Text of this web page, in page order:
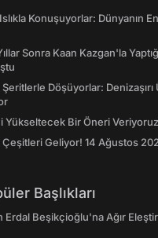
Konuşuyorlar: Dünyanın En
Sonra Kaan Kazgan'la
Döşüyorlar:
Yükseltecek Bir Öneri
Geliyor! 14 Ağustos
Başlıkları
Erdal Beşikçioğlu'na Ağır